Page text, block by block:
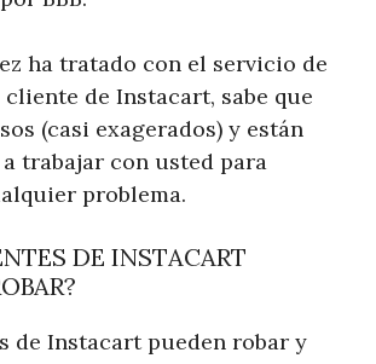
ha tratado con el servicio de
de Instacart, sabe que
(casi exagerados) y están
trabajar con usted para
problema.
DE INSTACART
de Instacart pueden robar y